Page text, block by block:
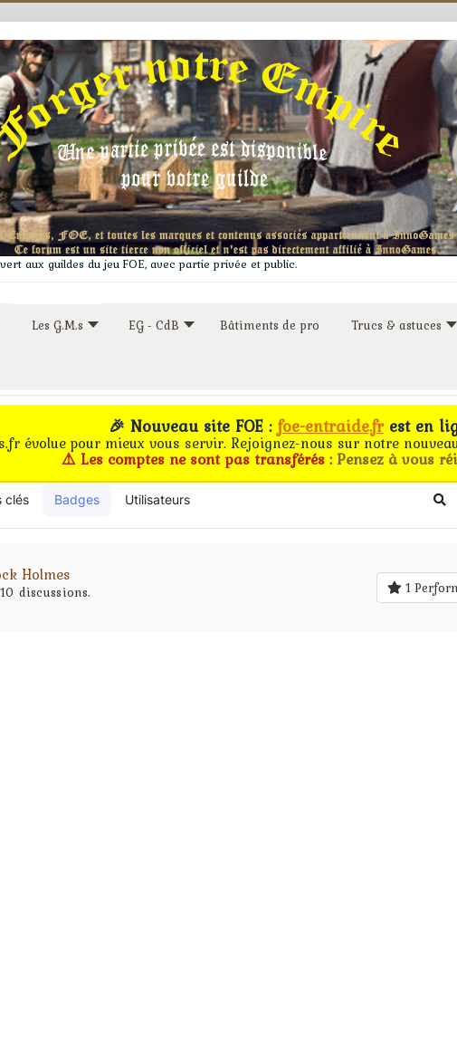
aux guildes du jeu FOE, avec partie privée et public.
Les G.M.s EG - CdB Bâtiments de pro Trucs & astuces
🎉 Nouveau site FOE :foe-entraide.frest en
évolue pour mieux vous servir. Rejoignez-nous sur notre
⚠️ Les comptes ne sont pas transférés :Pensez à vous
clés Badges Utilisateurs
Holmes
discussions. 1